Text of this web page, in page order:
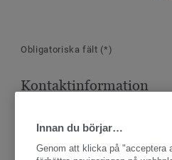
Obligatoriska fält (*)
Kontaktinformation
Innan du börjar…
Genom att klicka på "acceptera